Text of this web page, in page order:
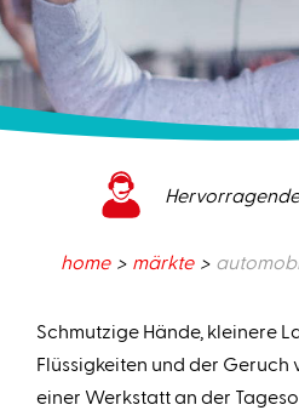
Jahrelanges
home märkte
Schmutzige Hände, kleinere
Flüssigkeiten und der Geruch
einer Werkstatt an der